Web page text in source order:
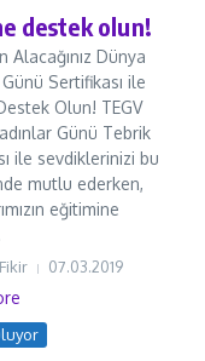
destek olun!
Alacağınız Dünya
Sertifikası ile
Olun! TEGV
Günü Tebrik
ile sevdiklerinizi bu
mutlu ederken,
eğitimine
07.03.2019